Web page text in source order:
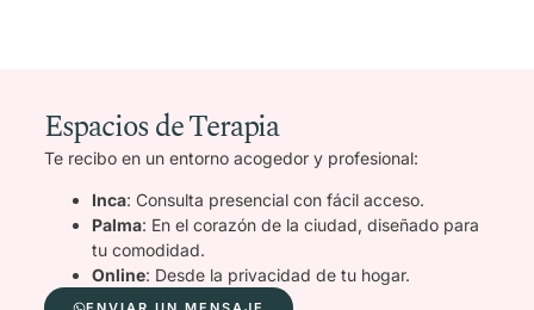
Espacios de Terapia
Te recibo en un entorno acogedor y profesional:
Inca: Consulta presencial con fácil acceso.
Palma: En el corazón de la ciudad, diseñado para
tu comodidad.
Online: Desde la privacidad de tu hogar.